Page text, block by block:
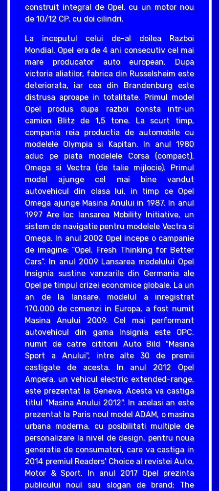
construit integral de Opel, cu un motor nou
de 10/12 CP, cu doi cilindri.
La inceputul celui de-al doilea Razboi
Mondial, Opel era de 4 ani consecutiv cel mai
mare producator auto european. Dupa
victoria aliatilor, fabrica din Russelsheim este
deteriorata, iar cea din Brandenburg este
distrusa aproape in totalitate. Primul model
Opel produs dupa razboi consta intr-un
camion Blitz de 1,5 tone. La scurt timp,
compania reia productia de automobile cu
modelele Olympia si Kapitan. In anul 1980
aduc pe piata modelele Corsa (compact),
Omega si Vectra (de talie mijlocie). Primul
model ajunge cel mai bine vandut
autovehicul din clasa lui, in timp ce Opel
Omega ajunge Masina Anului in 1987. In anul
1997 Are loc lansarea Mobility Initiative, un
sistem de navigatie pentru modelele Vectra si
Omega. In anul 2002 Opel incepe o campanie
de imagine: “Opel. Fresh Thinking for Better
Cars”. In anul 2009 Lansarea modelului Opel
Insignia sustine vanzarile din Germania ale
Opel pe timpul crizei economice globale. La un
an de la lansare, modelul a inregistrat
170.000 de comenzi in Europa, a fost numit
Masina Anului 2009. Cel mai performant
autovehicul din gama Insignia este OPC,
numit de catre cititorii Auto Bild "Masina
Sport a Anului", intre alte 30 de premii
castigate de acesta. In anul 2012 Opel
Ampera, un vehicul electric extended-range,
este prezentat la Geneva. Acesta va castiga
titlul "Masina Anului 2012". In acelasi an este
prezentat la Paris noul model ADAM, o masina
urbana moderna, cu posibilitati multiple de
personalizare la nivel de design, pentru noua
generatie de consumatori, care va castiga in
2014 premiul Readers' Choice al revistei Auto,
Motor & Sport. In anul 2017 Opel prezinta
publicului noul sau slogan de brand: The